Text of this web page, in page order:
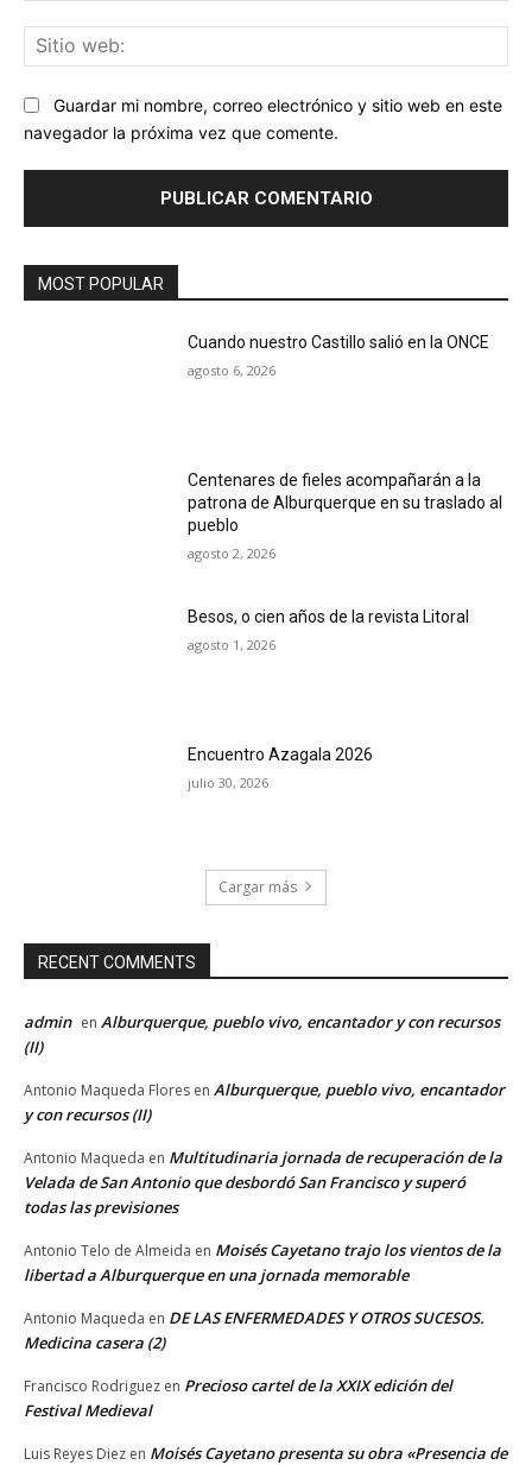
Guardar mi nombre, correo electrónico y sitio web en este
navegador la próxima vez que comente.
MOST POPULAR
Cuando nuestro Castillo salió en la ONCE
agosto 6, 2026
Centenares de fieles acompañarán a la
patrona de Alburquerque en su traslado al
pueblo
agosto 2, 2026
Besos, o cien años de la revista Litoral
agosto 1, 2026
Encuentro Azagala 2026
julio 30, 2026
Cargar más
RECENT COMMENTS
admin en Alburquerque, pueblo vivo, encantador y con recursos
(II)
Antonio Maqueda Flores en Alburquerque, pueblo vivo, encantador
y con recursos (II)
Antonio Maqueda en Multitudinaria jornada de recuperación de la
Velada de San Antonio que desbordó San Francisco y superó
todas las previsiones
Antonio Telo de Almeida en Moisés Cayetano trajo los vientos de la
libertad a Alburquerque en una jornada memorable
Antonio Maqueda en DE LAS ENFERMEDADES Y OTROS SUCESOS.
Medicina casera (2)
Francisco Rodriguez en Precioso cartel de la XXIX edición del
Festival Medieval
Luis Reyes Diez en Moisés Cayetano presenta su obra «Presencia de